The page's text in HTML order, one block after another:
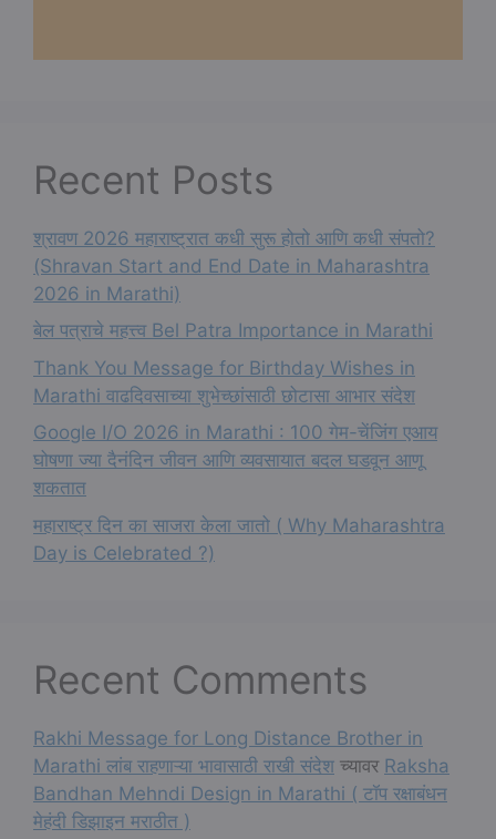
Recent Posts
श्रावण 2026 महाराष्ट्रात कधी सुरू होतो आणि कधी संपतो?
(Shravan Start and End Date in Maharashtra
2026 in Marathi)
बेल पत्राचे महत्त्व Bel Patra Importance in Marathi
Thank You Message for Birthday Wishes in
Marathi वाढदिवसाच्या शुभेच्छांसाठी छोटासा आभार संदेश
Google I/O 2026 in Marathi : 100 गेम-चेंजिंग एआय
घोषणा ज्या दैनंदिन जीवन आणि व्यवसायात बदल घडवून आणू
शकतात
महाराष्ट्र दिन का साजरा केला जातो ( Why Maharashtra
Day is Celebrated ?)
Recent Comments
Rakhi Message for Long Distance Brother in
Marathi लांब राहणाऱ्या भावासाठी राखी संदेश च्यावर Raksha
Bandhan Mehndi Design in Marathi ( टॉप रक्षाबंधन
मेहंदी डिझाइन मराठीत )